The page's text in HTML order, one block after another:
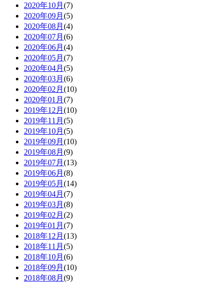
2020年10月 (7)
2020年09月 (5)
2020年08月 (4)
2020年07月 (6)
2020年06月 (4)
2020年05月 (7)
2020年04月 (5)
2020年03月 (6)
2020年02月 (10)
2020年01月 (7)
2019年12月 (10)
2019年11月 (5)
2019年10月 (5)
2019年09月 (10)
2019年08月 (9)
2019年07月 (13)
2019年06月 (8)
2019年05月 (14)
2019年04月 (7)
2019年03月 (8)
2019年02月 (2)
2019年01月 (7)
2018年12月 (13)
2018年11月 (5)
2018年10月 (6)
2018年09月 (10)
2018年08月 (9)